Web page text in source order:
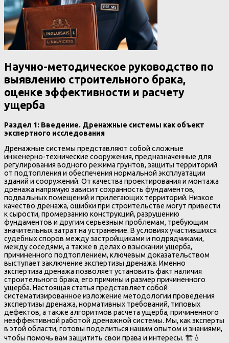
Научно-методическое руководство по
выявлению строительного брака,
оценке эффективности и расчету
ущерба
Раздел 1: Введение. Дренажные системы как объект
экспертного исследования
Дренажные системы представляют собой сложные
инженерно-технические сооружения, предназначенные для
регулирования водного режима грунтов, защиты территорий
от подтопления и обеспечения нормальной эксплуатации
зданий и сооружений. От качества проектирования и монтажа
дренажа напрямую зависит сохранность фундаментов,
подвальных помещений и прилегающих территорий. Низкое
качество дренажа, ошибки при строительстве могут привести
к сырости, промерзанию конструкций, разрушению
фундаментов и другим серьезным проблемам, требующим
значительных затрат на устранение. В условиях участившихся
судебных споров между застройщиками и подрядчиками,
между соседями, а также в делах о взыскании ущерба,
причиненного подтоплением, ключевым доказательством
выступает заключение экспертизы дренажа. Именно
экспертиза дренажа позволяет установить факт наличия
строительного брака, его причины и размер причиненного
ущерба. Настоящая статья представляет собой
систематизированное изложение методологии проведения
экспертизы дренажа, нормативных требований, типовых
дефектов, а также алгоритмов расчета ущерба, причиненного
неэффективной работой дренажной системы. Мы, как эксперты
в этой области, готовы поделиться нашим опытом и знаниями,
чтобы помочь вам защитить свои права и интересы. 🏗️💧